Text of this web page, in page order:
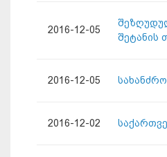
2016-12-05
შეტანის
2016-12-05
2016-12-02